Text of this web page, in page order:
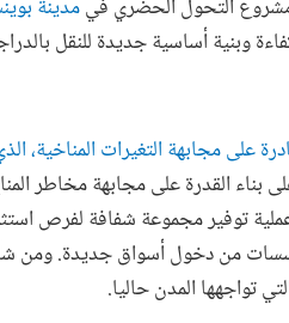
مشروع التحول الحضري فيمدينة
وبنية أساسية جديدة للنقل
على مجابهة التغيرات المناخية،
بناء القدرة على مجابهة مخاطر
توفير مجموعة شفافة لفرص
من دخول أسواق جديدة. ومن شأن
تواجهها المدن حاليا.